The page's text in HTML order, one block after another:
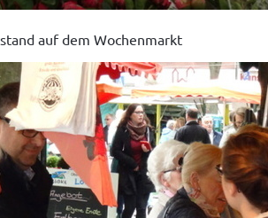
auf dem Wochenmarkt